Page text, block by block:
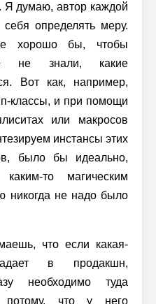
Я думаю, автор каждой
определять меру.
хорошо бы, чтобы
не знали, какие
Вот как, например,
классы, и при помощи
или макросов
инстансы этих
было бы идеально,
то магическим
никогда не надо было
что если какая-
в продакшн,
необходимо туда
потому, что у него